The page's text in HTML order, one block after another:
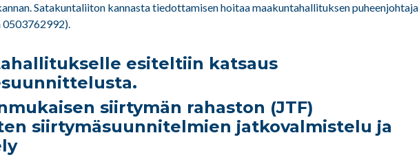
Satakuntaliiton kannasta tiedottamisen hoitaa maakuntahallituksen puheenjohtaja
0503762992).
esiteltiin katsaus
siirtymän rahaston (JTF)
siirtymäsuunnitelmien jatkovalmistelu ja